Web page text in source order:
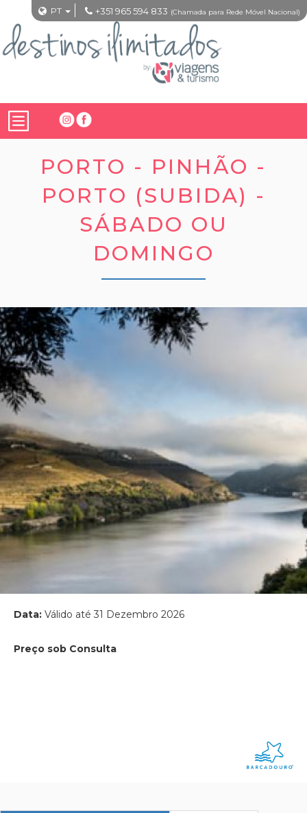
PT +351 965 594 833 (Chamada para Rede Móvel Nacional)
PORTO - PINHÃO -
PORTO (SUBIDA) -
SÁBADO OU
DOMINGO
Data: Válido até 31 Dezembro 2026
Preço sob Consulta